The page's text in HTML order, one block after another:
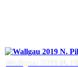
Wallgau 2019 N.